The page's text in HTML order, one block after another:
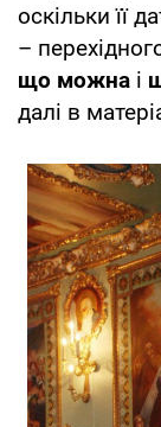
оскільки її
–
що можна і
далі в